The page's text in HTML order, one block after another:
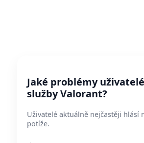
Jaké problémy
služby Valorant?
Uživatelé aktuálně nejčastěji hlásí
potíže.